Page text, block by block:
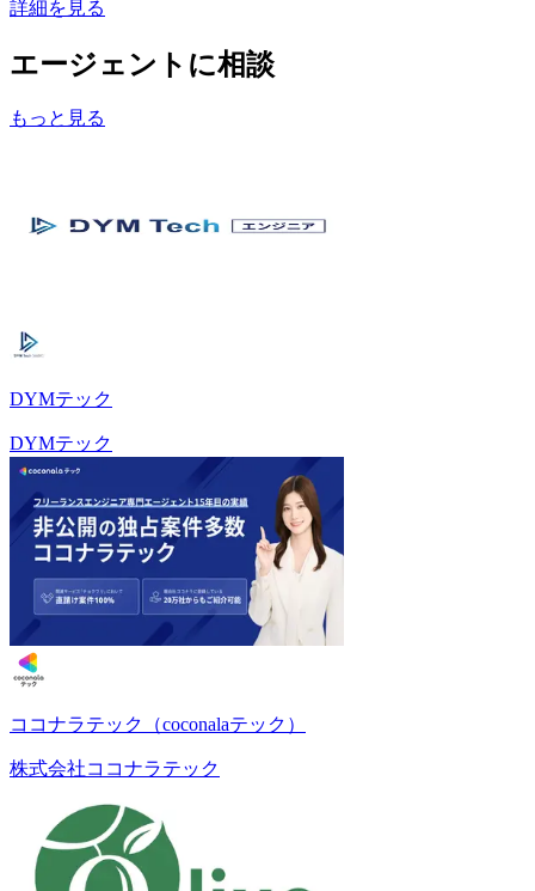
詳細を見る
エージェントに相談
もっと見る
DYMテック
DYMテック
ココナラテック（coconalaテック）
株式会社ココナラテック